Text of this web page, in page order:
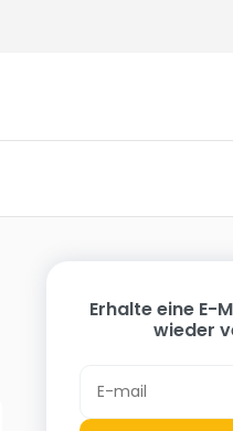
Erhalte eine E-
wieder